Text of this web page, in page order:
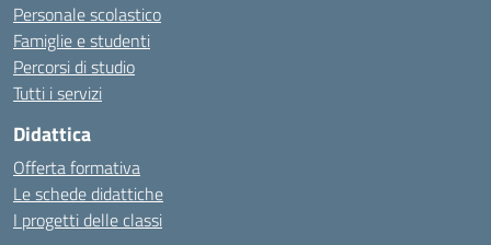
Personale scolastico
Famiglie e studenti
Percorsi di studio
Tutti i servizi
Didattica
Offerta formativa
Le schede didattiche
I progetti delle classi